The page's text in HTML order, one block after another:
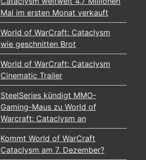
Mal im ersten Monat verkauft
World of WarCraft: Cataclysm
wie geschnitten Brot
World of WarCraft: Cataclysm
Cinematic Trailer
SteelSeries kündigt MMO-
Gaming-Maus zu World of
Warcraft: Cataclysm an
Kommt World of WarCraft
Cataclysm am 7. Dezember?